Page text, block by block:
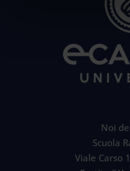
Noi
Scuola
Viale Carso